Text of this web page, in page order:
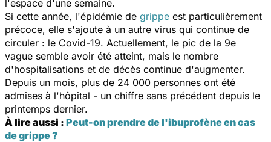
l'espace d'une semaine.
Si cette année, l'épidémie de grippe est particulièrement
précoce, elle s'ajoute à un autre virus qui continue de
circuler : le Covid-19. Actuellement, le pic de la 9e
vague semble avoir été atteint, mais le nombre
d'hospitalisations et de décès continue d'augmenter.
Depuis un mois, plus de 24 000 personnes ont été
admises à l'hôpital - un chiffre sans précédent depuis le
printemps dernier.
À lire aussi : Peut-on prendre de l'ibuprofène en cas
de grippe ?